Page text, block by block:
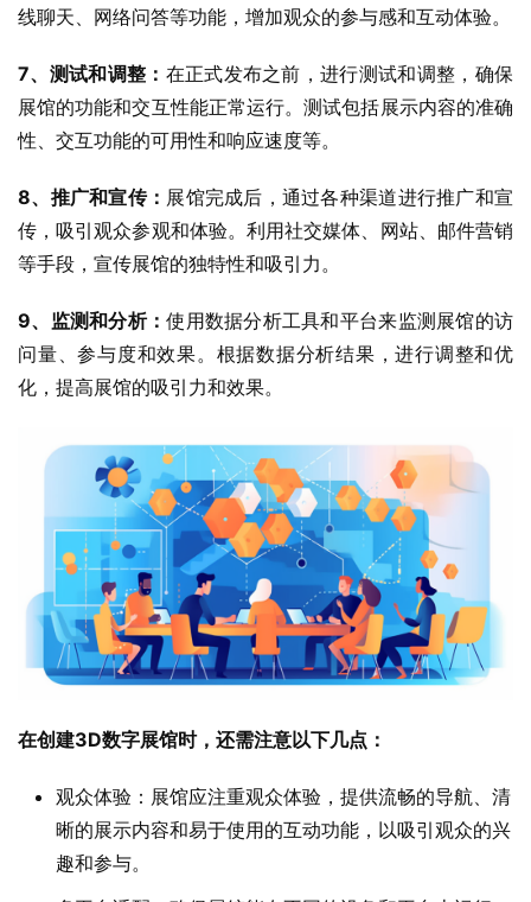
线聊天、网络问答等功能，增加观众的参与感和互动体验。
7、测试和调整： 在正式发布之前，进行测试和调整，确保
展馆的功能和交互性能正常运行。测试包括展示内容的准确
性、交互功能的可用性和响应速度等。
8、推广和宣传： 展馆完成后，通过各种渠道进行推广和宣
传，吸引观众参观和体验。利用社交媒体、网站、邮件营销
等手段，宣传展馆的独特性和吸引力。
9、监测和分析：使用数据分析工具和平台来监测展馆的访
问量、参与度和效果。根据数据分析结果，进行调整和优
化，提高展馆的吸引力和效果。
在创建3D数字展馆时，还需注意以下几点：
观众体验：展馆应注重观众体验，提供流畅的导航、清
晰的展示内容和易于使用的互动功能，以吸引观众的兴
趣和参与。